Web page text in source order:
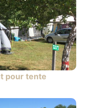
pour tente